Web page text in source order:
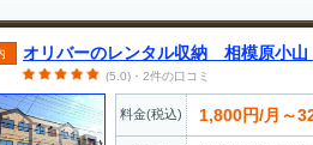
オリバーのレンタル収納 相模原小山
(5.0)・2件の口コミ
料金(税込) 1,800円/月～